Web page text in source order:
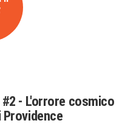
- L'orrore cosmico